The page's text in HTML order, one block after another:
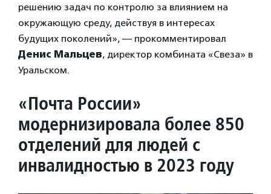
решению задач по контролю за влиянием на
окружающую среду, действуя в интересах
будущих поколений», — прокомментировал
Денис Мальцев, директор комбината «Свеза» в
Уральском.
«Почта России»
модернизировала более 850
отделений для людей с
инвалидностью в 2023 году